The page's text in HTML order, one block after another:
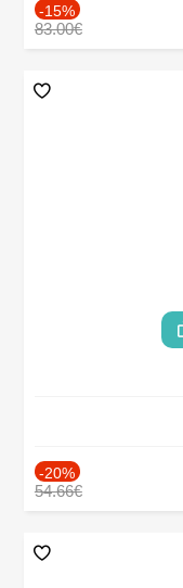
-15%
83.00€
-20%
54.66€